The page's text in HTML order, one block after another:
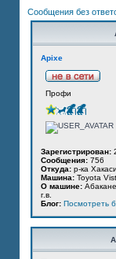
Сообщения без
Apixe
Профи
Зарегистрирован:
Сообщения: 756
Откуда: р-ка
Машина: Toyota
О машине:
г.в.
Блог: Посмотреть